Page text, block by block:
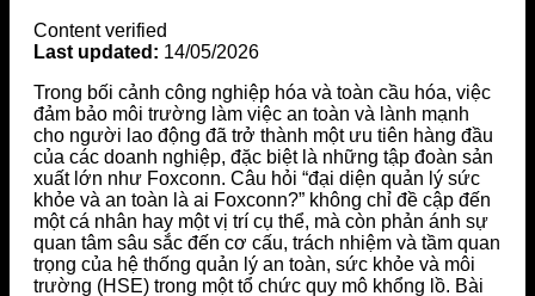
Content verified
Last updated: 14/05/2026
Trong bối cảnh công nghiệp hóa và toàn cầu hóa, việc
đảm bảo môi trường làm việc an toàn và lành mạnh
cho người lao động đã trở thành một ưu tiên hàng đầu
của các doanh nghiệp, đặc biệt là những tập đoàn sản
xuất lớn như Foxconn. Câu hỏi “đại diện quản lý sức
khỏe và an toàn là ai Foxconn?” không chỉ đề cập đến
một cá nhân hay một vị trí cụ thể, mà còn phản ánh sự
quan tâm sâu sắc đến cơ cấu, trách nhiệm và tầm quan
trọng của hệ thống quản lý an toàn, sức khỏe và môi
trường (HSE) trong một tổ chức quy mô khổng lồ. Bài